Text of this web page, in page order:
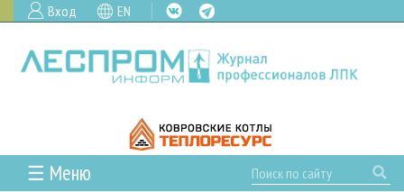
Вход EN
☰ Меню